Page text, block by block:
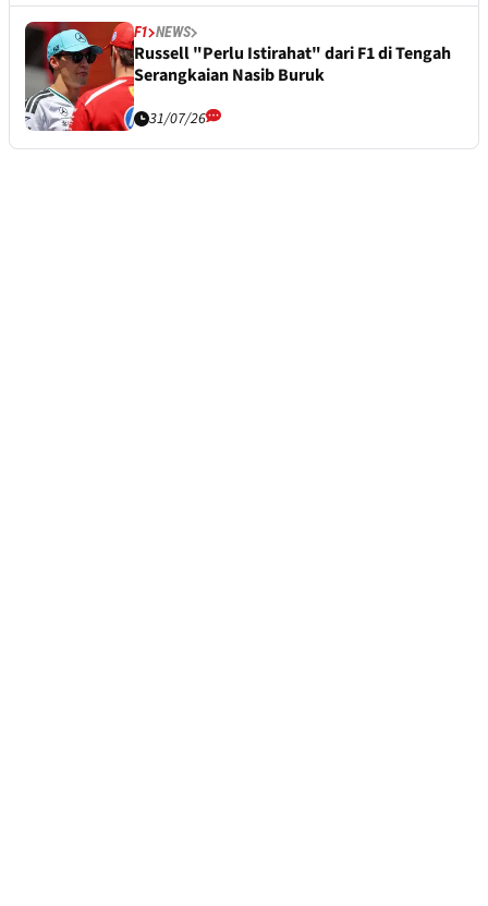
F1 NEWS
Russell "Perlu Istirahat" dari F1 di Tengah
Serangkaian Nasib Buruk
31/07/26